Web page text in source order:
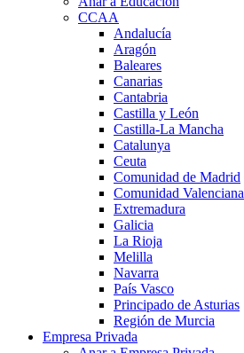
CCAA
Andalucía
Aragón
Baleares
Canarias
Cantabria
Castilla y León
Castilla-La Mancha
Catalunya
Ceuta
Comunidad de Madrid
Comunidad Valenciana
Extremadura
Galicia
La Rioja
Melilla
Navarra
País Vasco
Principado de Asturias
Región de Murcia
Empresa Privada